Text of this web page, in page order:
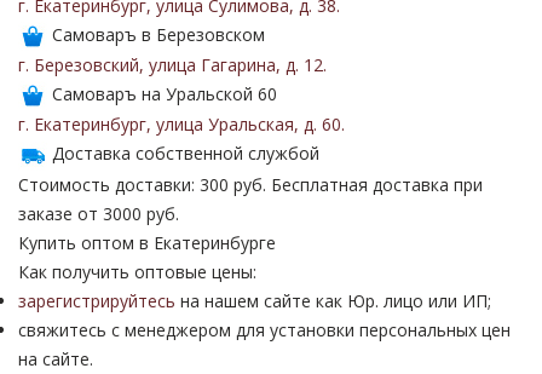
г. Екатеринбург, улица Сулимова, д. 38.
Самоваръ в Березовском
г. Березовский, улица Гагарина, д. 12.
Самоваръ на Уральской 60
г. Екатеринбург, улица Уральская, д. 60.
Доставка собственной службой
Стоимость доставки: 300 руб. Бесплатная доставка при
заказе от 3000 руб.
Купить оптом в Екатеринбурге
Как получить оптовые цены:
зарегистрируйтесь на нашем сайте как Юр. лицо или ИП;
свяжитесь с менеджером для установки персональных цен
на сайте.